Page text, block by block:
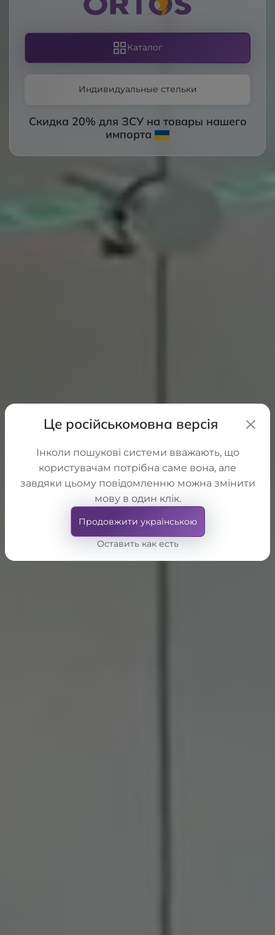
Каталог
Индивидуальные стельки
Скидка 20% для ЗСУ на товары нашего
импорта
Це російськомовна версія
Інколи пошукові системи вважають, що
користувачам потрібна саме вона, але
завдяки цьому повідомленню можна змінити
мову в один клік.
Продовжити українською
Оставить как есть